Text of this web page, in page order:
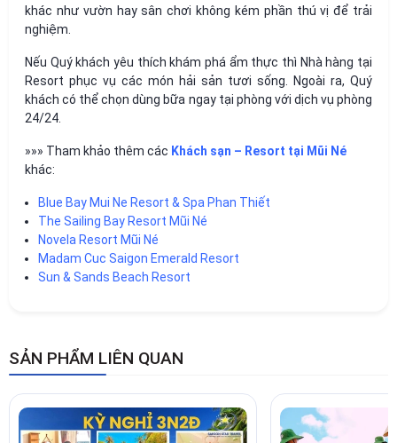
khác như vườn hay sân chơi không kém phần thú vị để trải
nghiệm.
Nếu Quý khách yêu thích khám phá ẩm thực thì Nhà hàng tại
Resort phục vụ các món hải sản tươi sống. Ngoài ra, Quý
khách có thể chọn dùng bữa ngay tại phòng với dịch vụ phòng
24/24.
»»» Tham khảo thêm các Khách sạn – Resort tại Mũi Né
khác:
Blue Bay Mui Ne Resort & Spa Phan Thiết
The Sailing Bay Resort Mũi Né
Novela Resort Mũi Né
Madam Cuc Saigon Emerald Resort
Sun & Sands Beach Resort
SẢN PHẨM LIÊN QUAN